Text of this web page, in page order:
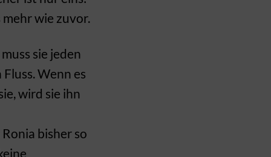
wie zuvor.
sie jeden
Wenn es
wird sie ihn
bisher so